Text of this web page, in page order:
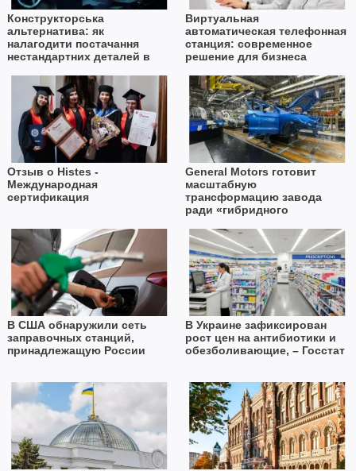
Конструкторська
альтернатива: як
налагодити постачання
нестандартних деталей в
Виртуальная
автоматическая телефонная
станция: современное
решение для бизнеса
Отзыв о Histes -
Международная
сертификация
General Motors готовит
масштабную
трансформацию завода
ради «гибридного
В США обнаружили сеть
заправочных станций,
принадлежащую России
В Украине зафиксирован
рост цен на антибиотики и
обезболивающие, – Госстат